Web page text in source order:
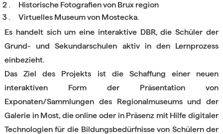
Historische Fotografien von Brux region
Virtuelles Museum von Mostecka.
Es handelt sich um eine interaktive DBR, die Schüler der
Grund- und Sekundarschulen aktiv in den Lernprozess
einbezieht.
Das Ziel des Projekts ist die Schaffung einer neuen
interaktiven Form der Präsentation von
Exponaten/Sammlungen des Regionalmuseums und der
Galerie in Most, die online oder in Präsenz mit Hilfe digitaler
Technologien für die Bildungsbedürfnisse von Schülern der